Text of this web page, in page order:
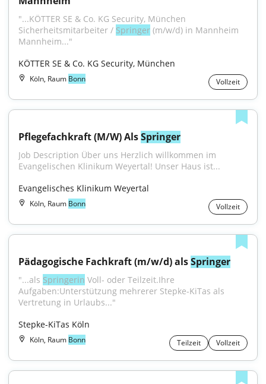
"...KÖTTER SE & Co. KG Security, München
Sicherheitsmitarbeiter / Springer (m/w/d) in Mannheim
Mannheim..."
KÖTTER SE & Co. KG Security, München
Köln, Raum Bonn Vollzeit
Pflegefachkraft (M/W) Als Springer
Job Description Über uns Herzlich willkommen im
Evangelischen Klinikum Weyertal! Unser Haus ist...
Evangelisches Klinikum Weyertal
Köln, Raum Bonn Vollzeit
Pädagogische Fachkraft (m/w/d) als Springer
"...als Springerin Voll- oder Teilzeit.Ihre
Aufgaben:Unterstützung mehrerer Stepke-KiTas als
Vertretung in Urlaubs..."
Stepke-KiTas Köln
Köln, Raum Bonn Teilzeit Vollzeit